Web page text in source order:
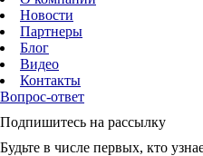
Новости
Партнеры
Блог
Видео
Контакты
Вопрос-ответ
Подпишитесь на рассылку
Будьте в числе первых, кто